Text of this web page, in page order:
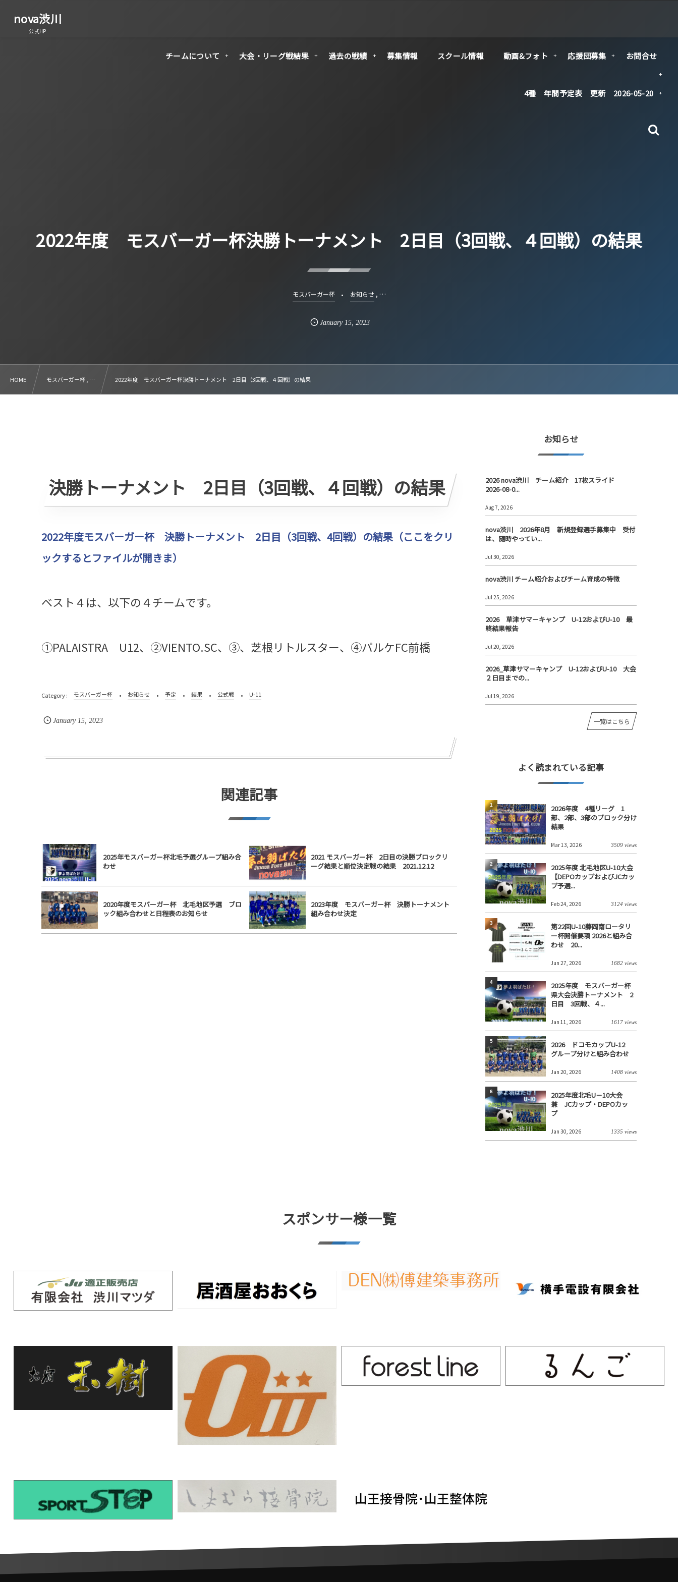
nova渋川
公式HP
チームについて 大会・リーグ戦結果 過去の戦績 募集情報 スクール情報 動画&フォト 応援団募集 お問合せ
4種 年間予定表 更新 2026-05-20
2022年度 モスバーガー杯決勝トーナメント 2日目（3回戦、４回戦）の結果
モスバーガー杯 お知らせ, …
January 15,2023
HOME モスバーガー杯 , … 2022年度 モスバーガー杯決勝トーナメント 2日目（3回戦、４回戦）の結果
決勝トーナメント 2日目（3回戦、４回戦）の結果
2022年度モスバーガー杯 決勝トーナメント 2日目（3回戦、4回戦）の結果（ここをクリ
ックするとファイルが開きま）
ベスト４は、以下の４チームです。
①PALAISTRA U12、②VIENTO.SC、③、芝根リトルスター、④パルケFC前橋
モスバーガー杯 お知らせ 予定 結果 公式戦 U-11
January 15,2023
関連記事
2025年モスバーガー杯北毛予選グループ組み合
わせ
2021 モスバーガー杯 2日目の決勝ブロックリ
ーグ結果と順位決定戦の結果 2021.12.12
2020年度モスバーガー杯 北毛地区予選 ブロ
ック組み合わせと日程表のお知らせ
2023年度 モスバーガー杯 決勝トーナメント
組み合わせ決定
お知らせ
2026 nova渋川 チーム紹介 17枚スライド
2026-08-0...
Aug 7, 2026
nova渋川 2026年8月 新規登録選手募集中 受付
は、随時やってい...
Jul 30, 2026
nova渋川 チーム紹介およびチーム育成の特徴
Jul 25, 2026
2026 草津サマーキャンプ U-12およびU-10 最
終結果報告
Jul 20, 2026
2026_草津サマーキャンプ U-12およびU-10 大会
２日目までの...
Jul 19, 2026
一覧はこちら
よく読まれている記事
2026年度 4種リーグ 1
部、2部、3部のブロック分け
結果
Mar 13, 2026 3509 views
1
2025年度 北毛地区U-10大会
【DEPOカップおよびJCカッ
プ予選...
Feb 24, 2026 3124 views
2
第22回U-10藤岡南ロータリ
ー杯開催要項 2026と組み合
わせ 20...
Jun 27, 2026 1682 views
3
2025年度 モスバーガー杯
県大会決勝トーナメント 2
日目 3回戦、４...
Jan 11, 2026 1617 views
4
2026 ドコモカップU-12
グループ分けと組み合わせ
Jan 20, 2026 1408 views
5
2025年度北毛U－10大会
兼 JCカップ・DEPOカッ
プ
Jan 30, 2026 1335 views
6
スポンサー様一覧